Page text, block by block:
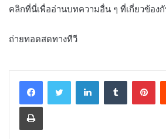
คลิกที่นี่เพื่ออ่านบทความอื่น ๆ ที่เกี่ยวข้อง
ถ่ายทอดสดทางทีวี
LinkedInTumblr
Print